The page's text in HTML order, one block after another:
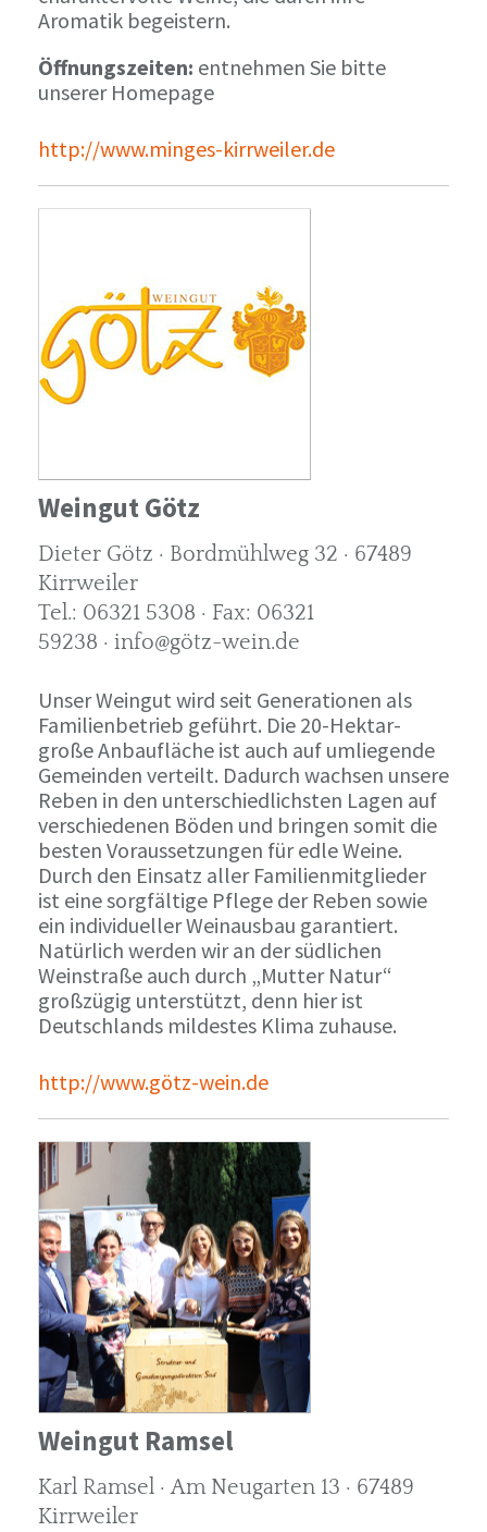
Aromatik begeistern.
Öffnungszeiten: entnehmen Sie bitte
unserer Homepage
http://www.minges-kirrweiler.de
Weingut Götz
Dieter Götz · Bordmühlweg 32 · 67489
Kirrweiler
Tel.: 06321 5308 · Fax: 06321
59238 · info@götz-wein.de
Unser Weingut wird seit Generationen als
Familienbetrieb geführt. Die 20-Hektar-
große Anbaufläche ist auch auf umliegende
Gemeinden verteilt. Dadurch wachsen unsere
Reben in den unterschiedlichsten Lagen auf
verschiedenen Böden und bringen somit die
besten Voraussetzungen für edle Weine.
Durch den Einsatz aller Familienmitglieder
ist eine sorgfältige Pflege der Reben sowie
ein individueller Weinausbau garantiert.
Natürlich werden wir an der südlichen
Weinstraße auch durch „Mutter Natur“
großzügig unterstützt, denn hier ist
Deutschlands mildestes Klima zuhause.
http://www.götz-wein.de
Weingut Ramsel
Karl Ramsel · Am Neugarten 13 · 67489
Kirrweiler